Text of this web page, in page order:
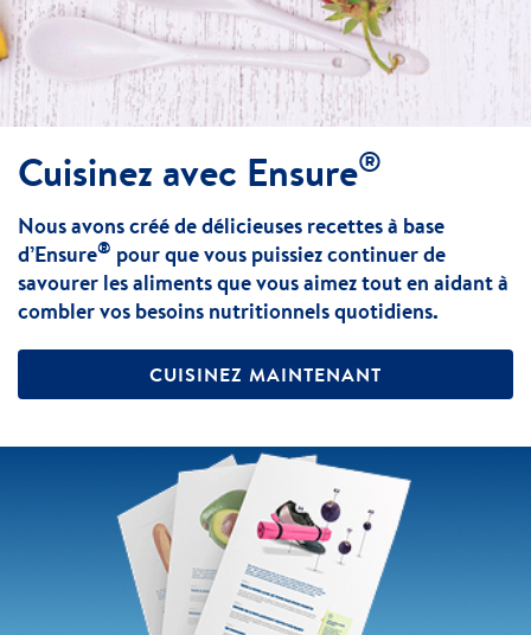
Cuisinez avec Ensure®
Nous avons créé de délicieuses recettes à base
d’Ensure® pour que vous puissiez continuer de
savourer les aliments que vous aimez tout en aidant à
combler vos besoins nutritionnels quotidiens.
CUISINEZ MAINTENANT